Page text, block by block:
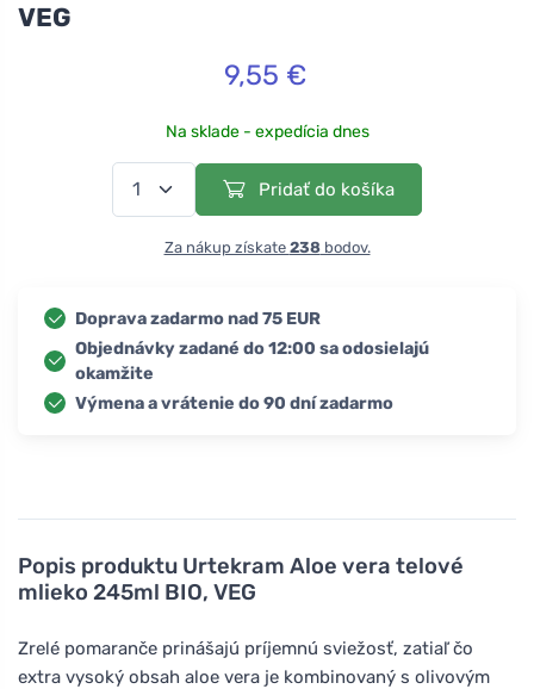
Popis produktu Urtekram Aloe vera telové
mlieko 245ml BIO, VEG
Zrelé pomaranče prinášajú príjemnú sviežosť, zatiaľ čo
extra vysoký obsah aloe vera je kombinovaný s olivovým
VEG
9,55 €
Na sklade - expedícia dnes
Pridať do košíka
Za nákup získate 238bodov.
Doprava zadarmo nad 75 EUR
Objednávky zadané do 12:00 sa odosielajú
okamžite
Výmena a vrátenie do 90 dní zadarmo